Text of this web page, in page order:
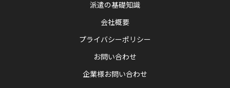
派遣の基礎知識
会社概要
プライバシーポリシー
お問い合わせ
企業様お問い合わせ